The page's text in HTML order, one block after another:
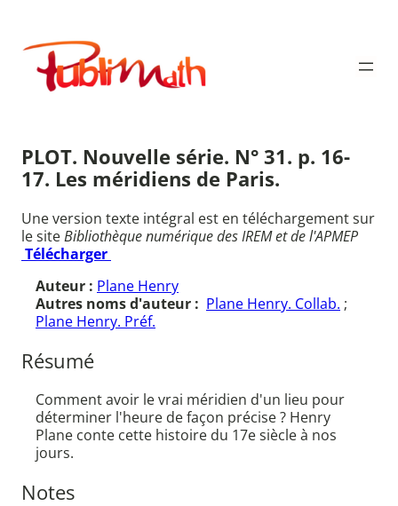
contenu
Publimath
PLOT. Nouvelle série. N° 31. p. 16-
17. Les méridiens de Paris.
Une version texte intégral est en téléchargement sur
le siteBibliothèque numérique des IREM et de l'APMEP
Télécharger
Auteur : Plane Henry
Autres noms d'auteur : Plane Henry. Collab. ;
Plane Henry. Préf.
Résumé
Comment avoir le vrai méridien d'un lieu pour
déterminer l'heure de façon précise ? Henry
Plane conte cette histoire du 17e siècle à nos
jours.
Notes